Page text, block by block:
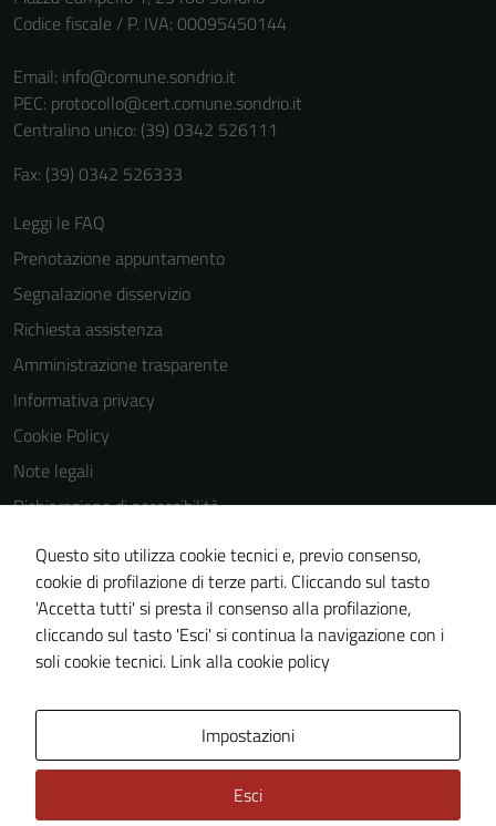
Codice fiscale / P. IVA: 00095450144
Email: info@comune.sondrio.it
PEC: protocollo@cert.comune.sondrio.it
Centralino unico: (39) 0342 526111
Fax: (39) 0342 526333
Leggi le FAQ
Prenotazione appuntamento
Segnalazione disservizio
Richiesta assistenza
Amministrazione trasparente
Informativa privacy
Cookie Policy
Note legali
Dichiarazione di accessibilità
Dichiarazione di accessibilità Servizi
Whistleblowing
Piano di miglioramento del sito
Area riservata
Questo sito utilizza cookie tecnici e, previo consenso,
cookie di profilazione di terze parti. Cliccando sul tasto
'Accetta tutti' si presta il consenso alla profilazione,
cliccando sul tasto 'Esci' si continua la navigazione con i
soli cookie tecnici. Link alla cookie policy
Impostazioni
Esci
del sito e non
disabilitati.